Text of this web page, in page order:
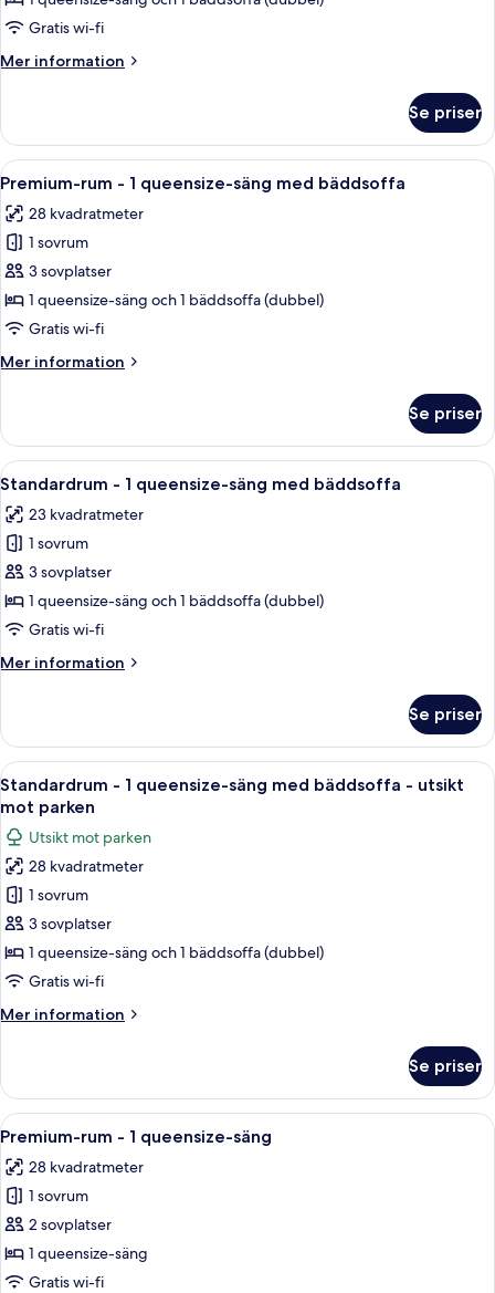
queensize-
med
utsikt
mot
parken
Gratis wi-fi
Mer information
Mer
rum
1
säng
med
-
utsikt
mot
parken
Se priser
Öppna
alla
foton
för
Premium-
rum
-
queensize-
bäddsoffa
Ett hotellrum med en stor säng, ett
4
Premium-rum - 1 queensize-säng med bäddsoffa
28 kvadratmeter
1 sovrum
3 sovplatser
1 queensize-säng och 1 bäddsoffa (dubbel)
Gratis wi-fi
Mer information
Mer
rum
1
säng
med
Se priser
Öppna
alla
foton
för
Standardrum
-
1
säng
Ett hotellrum med en stor säng, ett
5
Standardrum - 1 queensize-säng med bäddsoffa
23 kvadratmeter
1 sovrum
3 sovplatser
1 queensize-säng och 1 bäddsoffa (dubbel)
Gratis wi-fi
Mer information
Mer
-
queensize-
säng
bäddsoffa
Se priser
Öppna
alla
foton
för
Standardrum
-
1
queensize-
säng
bäddsoffa
mot
parken
Ett hotellrum med en stor säng, ett
6
Standardrum - 1 queensize-säng med bäddsoffa - utsikt
mot parken
Utsikt mot parken
28 kvadratmeter
1 sovrum
3 sovplatser
1 queensize-säng och 1 bäddsoffa (dubbel)
Gratis wi-fi
Mer information
Mer
-
queensize-
med
bäddsoffa
utsikt
mot
parken
Se priser
Öppna
alla
foton
för
Premium-
rum
-
Ett hotellrum med en stor säng, två
5
Premium-rum - 1 queensize-säng
28 kvadratmeter
1 sovrum
2 sovplatser
1 queensize-säng
Gratis wi-fi